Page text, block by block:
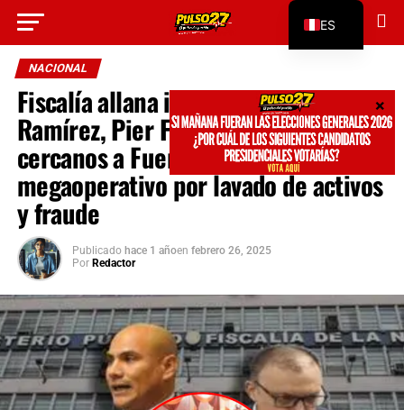
NACIONAL
Fiscalía allana inmuebles de Joaquín
Ramírez, Pier Figari y otros
cercanos a Fuerza Popular en
megaoperativo por lavado de activos
y fraude
Publicado hace 1 añoen febrero 26, 2025
Por Redactor
Go to mobile version
ES
EN